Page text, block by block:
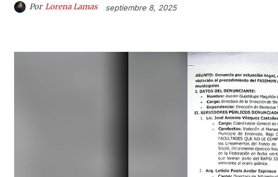
Por Lorena Lamas septiembre 8, 2025